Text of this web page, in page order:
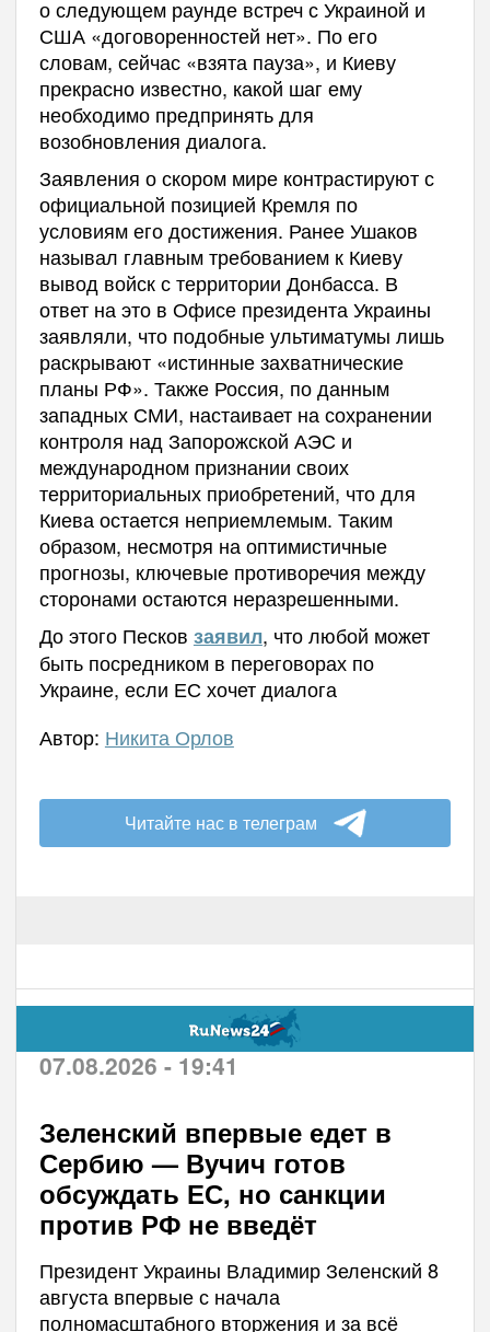
о следующем раунде встреч с Украиной и
США «договоренностей нет». По его
словам, сейчас «взята пауза», и Киеву
прекрасно известно, какой шаг ему
необходимо предпринять для
возобновления диалога.
Заявления о скором мире контрастируют с
официальной позицией Кремля по
условиям его достижения. Ранее Ушаков
называл главным требованием к Киеву
вывод войск с территории Донбасса. В
ответ на это в Офисе президента Украины
заявляли, что подобные ультиматумы лишь
раскрывают «истинные захватнические
планы РФ». Также Россия, по данным
западных СМИ, настаивает на сохранении
контроля над Запорожской АЭС и
международном признании своих
территориальных приобретений, что для
Киева остается неприемлемым. Таким
образом, несмотря на оптимистичные
прогнозы, ключевые противоречия между
сторонами остаются неразрешенными.
До этого Песков заявил, что любой может
быть посредником в переговорах по
Украине, если ЕС хочет диалога
Автор: Никита Орлов
Читайте нас в телеграм
07.08.2026 - 19:41
Зеленский впервые едет в
Сербию — Вучич готов
обсуждать ЕС, но санкции
против РФ не введёт
Президент Украины Владимир Зеленский 8
августа впервые с начала
полномасштабного вторжения и за всё